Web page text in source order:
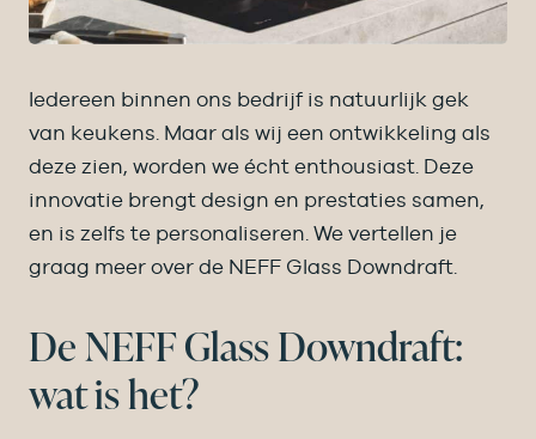
Iedereen binnen ons bedrijf is natuurlijk gek
van keukens. Maar als wij een ontwikkeling als
deze zien, worden we écht enthousiast. Deze
innovatie brengt design en prestaties samen,
en is zelfs te personaliseren. We vertellen je
graag meer over de NEFF Glass Downdraft.
De NEFF Glass Downdraft:
wat is het?